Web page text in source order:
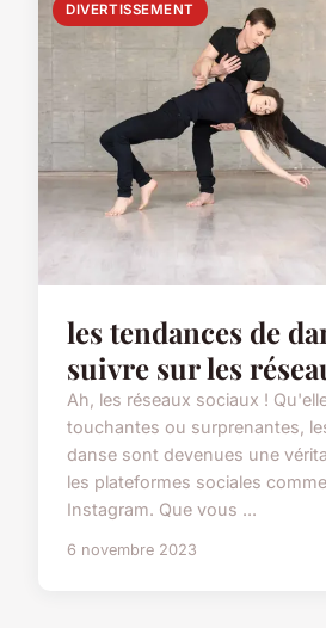
DIVERTISSEMENT
les tendances de
suivre sur les
Ah, les réseaux sociaux !
touchantes ou surprenantes,
danse sont devenues une
les plateformes sociales
Instagram. Que vous ...
6 novembre 2023